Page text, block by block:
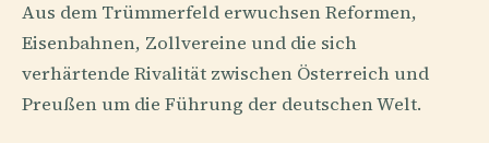
Aus dem Trümmerfeld erwuchsen Reformen,
Eisenbahnen, Zollvereine und die sich
verhärtende Rivalität zwischen Österreich und
Preußen um die Führung der deutschen Welt.